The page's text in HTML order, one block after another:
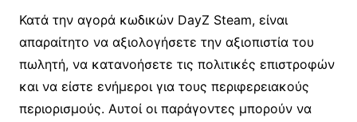
Κατά την αγορά κωδικών DayZ Steam, είναι
απαραίτητο να αξιολογήσετε την αξιοπιστία του
πωλητή, να κατανοήσετε τις πολιτικές επιστροφών
και να είστε ενήμεροι για τους περιφερειακούς
περιορισμούς. Αυτοί οι παράγοντες μπορούν να